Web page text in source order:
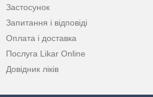
Застосунок
Запитання і відповіді
Оплата і доставка
Послуга Likar Online
Довідник ліків